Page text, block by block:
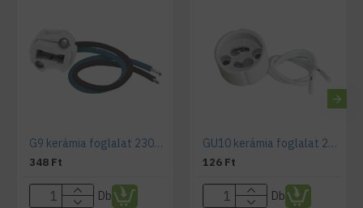
G9 kerámia foglalat 230V , beépíthető
348 Ft
Db
GU10 kerámia foglalat 230V -beépíthető
126 Ft
Db